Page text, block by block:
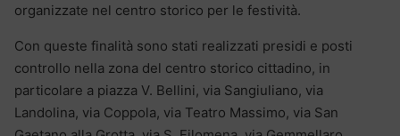
organizzate nel centro storico per le festività.
Con queste finalità sono stati realizzati presidi e posti
controllo nella zona del centro storico cittadino, in
particolare a piazza V. Bellini, via Sangiuliano, via
Landolina, via Coppola, via Teatro Massimo, via San